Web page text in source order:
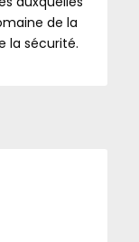
de la
la sécurité.